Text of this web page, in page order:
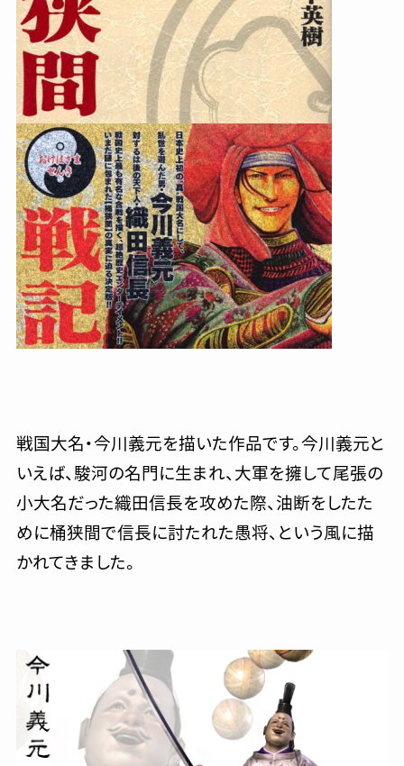
戦国大名・今川義元を描いた作品です。今川義元と
いえば、駿河の名門に生まれ、大軍を擁して尾張の
小大名だった織田信長を攻めた際、油断をしたた
めに桶狭間で信長に討たれた愚将、という風に描
かれてきました。